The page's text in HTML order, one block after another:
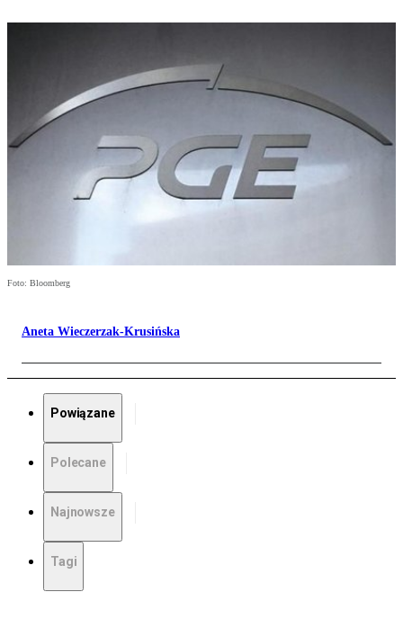
Foto: Bloomberg
Aneta Wieczerzak-Krusińska
Powiązane
Polecane
Najnowsze
Tagi